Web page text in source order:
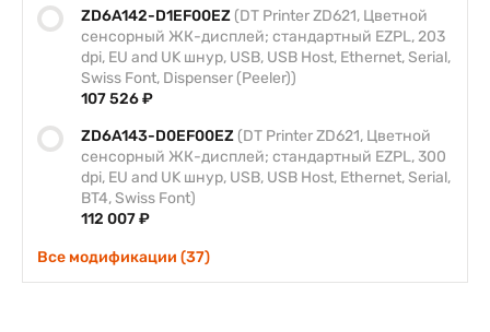
ZD6A142-D1EF00EZ (DT Printer ZD621, Цветной
сенсорный ЖК-дисплей; стандартный EZPL, 203
dpi, EU and UK шнур, USB, USB Host, Ethernet, Serial,
Swiss Font, Dispenser (Peeler))
107 526 ₽
ZD6A143-D0EF00EZ (DT Printer ZD621, Цветной
сенсорный ЖК-дисплей; стандартный EZPL, 300
dpi, EU and UK шнур, USB, USB Host, Ethernet, Serial,
BT4, Swiss Font)
112 007 ₽
Все модификации (37)